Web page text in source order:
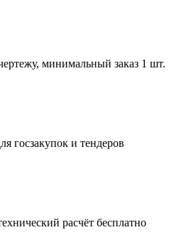
минимальный заказ 1 шт.
госзакупок и тендеров
расчёт бесплатно